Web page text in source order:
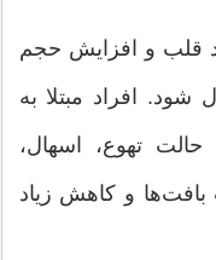
قلب و افزایش حجم
افراد مبتلا به
تهوع، اسهال،
و کاهش زیاد